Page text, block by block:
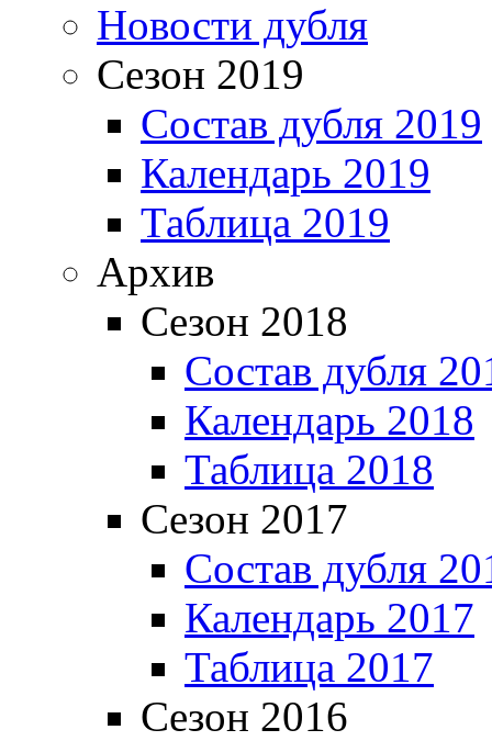
Новости дубля
Сезон 2019
Состав дубля 2019
Календарь 2019
Таблица 2019
Архив
Сезон 2018
Состав дубля
Календарь 2018
Таблица 2018
Сезон 2017
Состав дубля
Календарь 2017
Таблица 2017
Сезон 2016